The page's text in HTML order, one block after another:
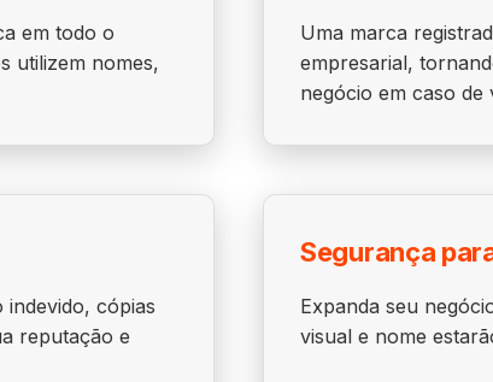
em todo o
utilizem nomes,
Uma marca
empresarial,
negócio em caso de
cópias
reputação e
Segurança
Expanda seu
visual e nome